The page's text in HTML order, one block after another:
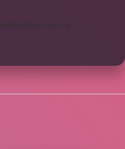
sokoglam.com.tr